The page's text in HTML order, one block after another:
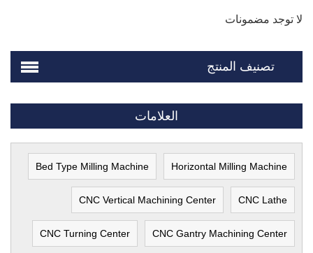
لا توجد مضمونات
تصنيف المنتج
العلامات
Horizontal Milling Machine
Bed Type Milling Machine
CNC Lathe
CNC Vertical Machining Center
CNC Gantry Machining Center
CNC Turning Center